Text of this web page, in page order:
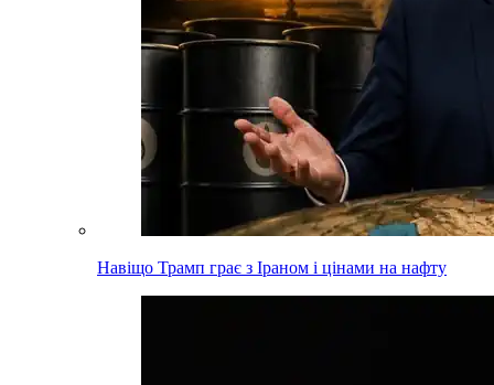
Навіщо Трамп грає з Іраном і цінами на нафту